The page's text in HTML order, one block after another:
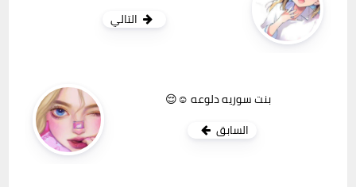
التالي
بنت سوريه دلوعه ☺😌
السابق